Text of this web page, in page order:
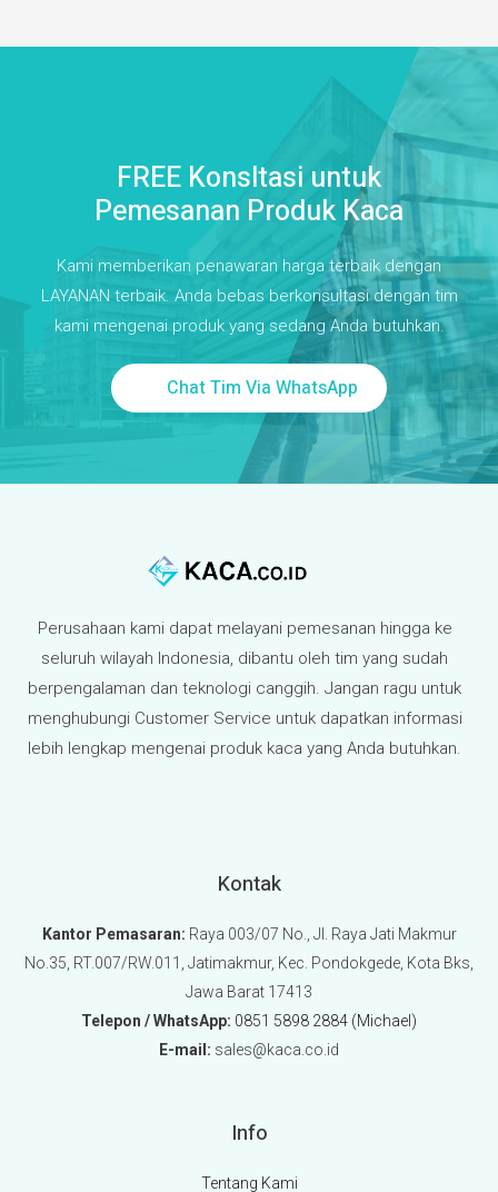
FREE Konsltasi untuk
Pemesanan Produk Kaca
Kami memberikan penawaran harga terbaik dengan
LAYANAN terbaik. Anda bebas berkonsultasi dengan tim
kami mengenai produk yang sedang Anda butuhkan.
Chat Tim Via WhatsApp
Perusahaan kami dapat melayani pemesanan hingga ke
seluruh wilayah Indonesia, dibantu oleh tim yang sudah
berpengalaman dan teknologi canggih. Jangan ragu untuk
menghubungi Customer Service untuk dapatkan informasi
lebih lengkap mengenai produk kaca yang Anda butuhkan.
Kontak
Kantor Pemasaran: Raya 003/07 No., Jl. Raya Jati Makmur
No.35, RT.007/RW.011, Jatimakmur, Kec. Pondokgede, Kota Bks,
Jawa Barat 17413
Telepon / WhatsApp: 0851 5898 2884 (Michael)
E-mail: sales@kaca.co.id
Info
Tentang Kami